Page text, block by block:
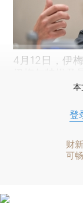
4月12日，伊
本
登
财
可